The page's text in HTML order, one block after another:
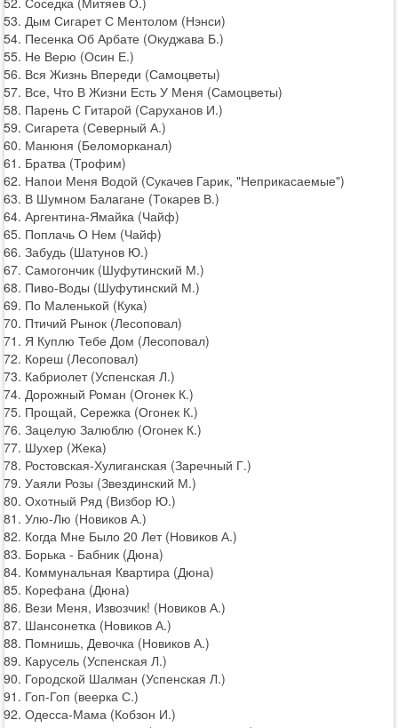
53. Дым Сигарет С Ментолом (Нэнси)
54. Песенка Об Арбате (Окуджава Б.)
55. Не Верю (Осин Е.)
56. Вся Жизнь Впереди (Самоцветы)
57. Все, Что В Жизни Есть У Меня (Самоцветы)
58. Парень С Гитарой (Саруханов И.)
59. Сигарета (Северный А.)
60. Манюня (Беломорканал)
61. Братва (Трофим)
62. Напои Меня Водой (Сукачев Гарик, "Неприкасаемые")
63. В Шумном Балагане (Токарев В.)
64. Аргентина-Ямайка (Чайф)
65. Поплачь О Нем (Чайф)
66. Забудь (Шатунов Ю.)
67. Самогончик (Шуфутинский М.)
68. Пиво-Воды (Шуфутинский М.)
69. По Маленькой (Кука)
70. Птичий Рынок (Лесоповал)
71. Я Куплю Тебе Дом (Лесоповал)
72. Кореш (Лесоповал)
73. Кабриолет (Успенская Л.)
74. Дорожный Роман (Огонек К.)
75. Прощай, Сережка (Огонек К.)
76. Зацелую Залюблю (Огонек К.)
77. Шухер (Жека)
78. Ростовская-Хулиганская (Заречный Г.)
79. Уаяли Розы (Звездинский М.)
80. Охотный Ряд (Визбор Ю.)
81. Улю-Лю (Новиков А.)
82. Когда Мне Было 20 Лет (Новиков А.)
83. Борька - Бабник (Дюна)
84. Коммунальная Квартира (Дюна)
85. Корефана (Дюна)
86. Вези Меня, Извозчик! (Новиков А.)
87. Шансонетка (Новиков А.)
88. Помнишь, Девочка (Новиков А.)
89. Карусель (Успенская Л.)
90. Городской Шалман (Успенская Л.)
91. Гоп-Гоп (веерка С.)
92. Одесса-Мама (Кобзон И.)